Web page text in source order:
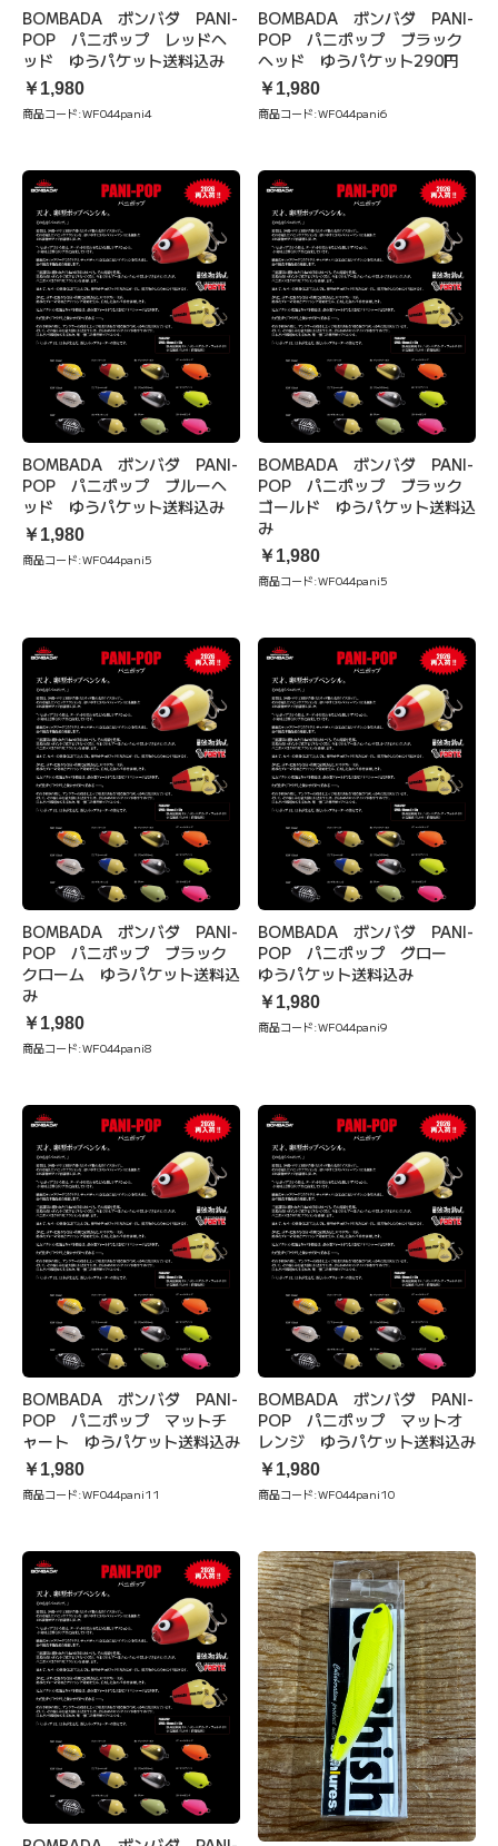
BOMBADA ボンバダ PANI-
POP パニポップ レッドヘ
ッド ゆうパケット送料込み
￥1,980
商品コード:WF044pani4
BOMBADA ボンバダ PANI-
POP パニポップ ブラック
ヘッド ゆうパケット290円
￥1,980
商品コード:WF044pani6
BOMBADA ボンバダ PANI-
POP パニポップ ブルーヘ
ッド ゆうパケット送料込み
￥1,980
商品コード:WF044pani5
BOMBADA ボンバダ PANI-
POP パニポップ ブラック
ゴールド ゆうパケット送料込
み
￥1,980
商品コード:WF044pani5
BOMBADA ボンバダ PANI-
POP パニポップ ブラック
クローム ゆうパケット送料込
み
￥1,980
商品コード:WF044pani8
BOMBADA ボンバダ PANI-
POP パニポップ グロー
ゆうパケット送料込み
￥1,980
商品コード:WF044pani9
BOMBADA ボンバダ PANI-
POP パニポップ マットチ
ャート ゆうパケット送料込み
￥1,980
商品コード:WF044pani11
BOMBADA ボンバダ PANI-
POP パニポップ マットオ
レンジ ゆうパケット送料込み
￥1,980
商品コード:WF044pani10